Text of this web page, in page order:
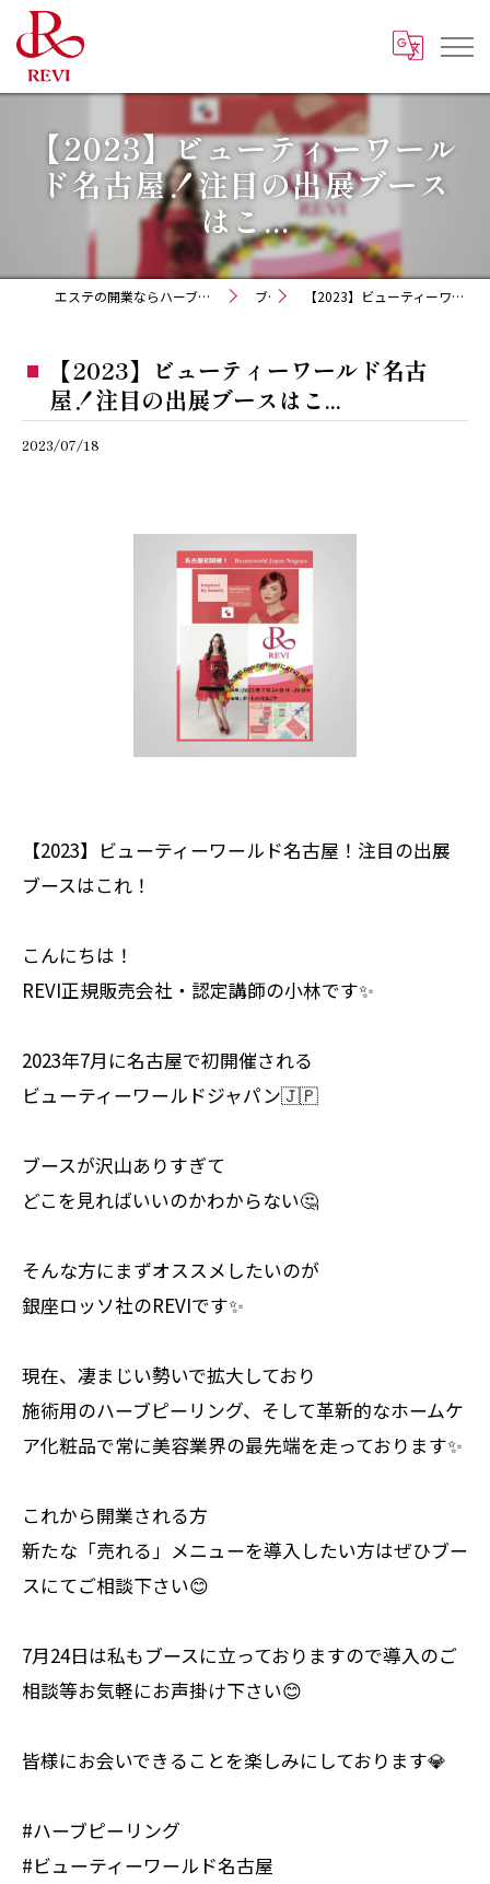
【2023】ビューティーワール
ド名古屋！注目の出展ブース
はこ...
エステの開業ならハーブピーリング REVI化粧品 正規取扱販売会社 ブログ 【2023】ビューティーワールド名古屋！注目の出展ブースはこ...
【2023】ビューティーワールド名古
屋！注目の出展ブースはこ...
2023/07/18
【2023】ビューティーワールド名古屋！注目の出展
ブースはこれ！
こんにちは！
REVI正規販売会社・認定講師の小林です✨
2023年7月に名古屋で初開催される
ビューティーワールドジャパン🇯🇵
ブースが沢山ありすぎて
どこを見ればいいのかわからない🤔
そんな方にまずオススメしたいのが
銀座ロッソ社のREVIです✨
現在、凄まじい勢いで拡大しており
施術用のハーブピーリング、そして革新的なホームケ
ア化粧品で常に美容業界の最先端を走っております✨
これから開業される方
新たな「売れる」メニューを導入したい方はぜひブー
スにてご相談下さい😊
7月24日は私もブースに立っておりますので導入のご
相談等お気軽にお声掛け下さい😊
皆様にお会いできることを楽しみにしております💎
#ハーブピーリング
#ビューティーワールド名古屋